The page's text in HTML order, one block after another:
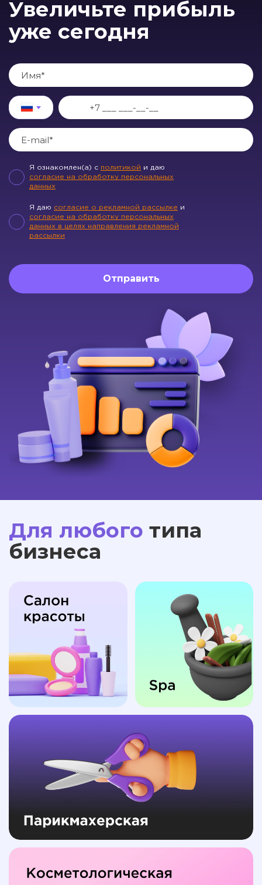
Увеличьте прибыль
уже сегодня
Я ознакомлен(а) с политикой и даю
согласие на обработку персональных
данных
Я даю согласие о рекламной рассылке и
согласие на обработку персональных
данных в целях направления рекламной
рассылки
Отправить
Для любого типа
бизнеса